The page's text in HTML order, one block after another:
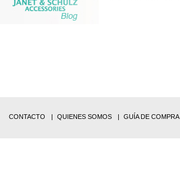
CONTACTO QUIENES SOMOS GUÍA DE COMPRA